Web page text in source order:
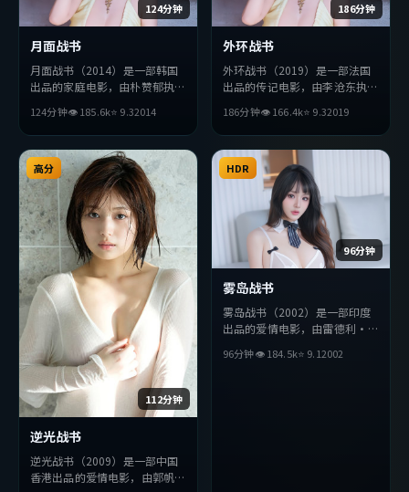
124分钟
月面战书
月面战书（2014）是一部韩国
出品的家庭电影，由朴赞郁执
等主演。影片在叙事与视听上力
求突破，探讨人性与抉择，节奏
张弛有度，适合喜欢该类型的观
众完整观看。
124分钟👁185.6k⭐ 9.32014
186分钟
外环战书
外环战书（2019）是一部法国
出品的传记电影，由李沧东执
演。影片在叙事与视听上力求突
破，探讨人性与抉择，节奏张弛
有度，适合喜欢该类型的观众完
整观看。
186分钟👁166.4k⭐ 9.32019
112分钟
高分
逆光战书
逆光战书（2009）是一部中国
香港出品的爱情电影，由郭帆执
96分钟
HDR
雾岛战书
雾岛战书（2002）是一部印度
出品的爱情电影，由雷德利·
小栗旬等主演。影片在叙事与视
96分钟👁184.5k⭐ 9.12002